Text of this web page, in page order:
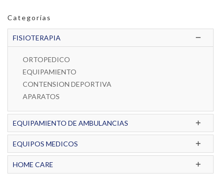
Categorías
FISIOTERAPIA
ORTOPEDICO
EQUIPAMIENTO
CONTENSION DEPORTIVA
APARATOS
EQUIPAMIENTO DE AMBULANCIAS
EQUIPOS MEDICOS
HOME CARE